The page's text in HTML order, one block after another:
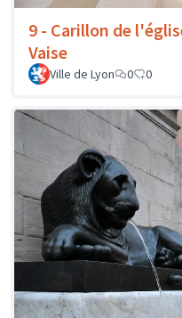
9 - Carillon de
Vaise
Ville de Lyon 0 0